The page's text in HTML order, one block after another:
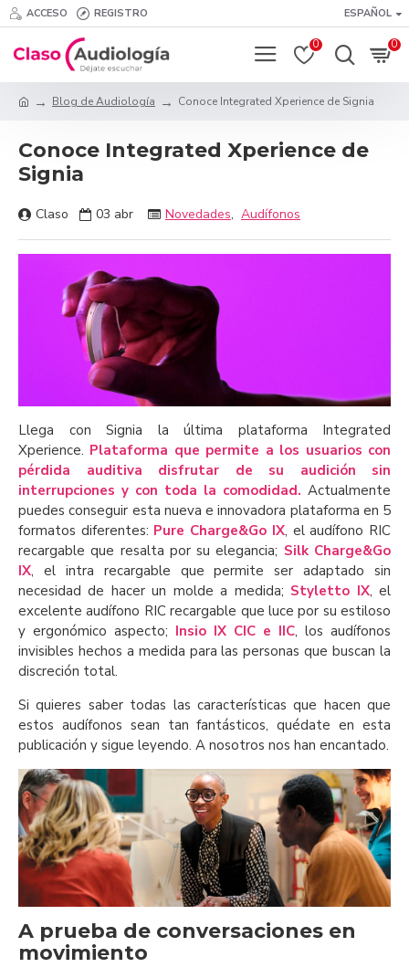
ACCESO REGISTRO ESPAÑOL
0 0
Blog de Audiología Conoce Integrated Xperience de Signia
Conoce Integrated Xperience de
Signia
Claso 03 abr Novedades, Audífonos
Llega con Signia la última plataforma Integrated
Xperience. Plataforma que permite a los usuarios con
pérdida auditiva disfrutar de su audición sin
interrupciones y con toda la comodidad. Actualmente
puedes conseguir esta nueva e innovadora plataforma en 5
formatos diferentes: Pure Charge&Go IX, el audífono RIC
recargable que resalta por su elegancia; Silk Charge&Go
IX, el intra recargable que permite ser adaptado sin
necesidad de hacer un molde a medida; Styletto IX, el
excelente audífono RIC recargable que luce por su estiloso
y ergonómico aspecto; Insio IX CIC e IIC, los audífonos
invisibles hechos a medida para las personas que buscan la
discreción total.
Si quieres saber todas las características que hacen que
estos audífonos sean tan fantásticos, quédate en esta
publicación y sigue leyendo. A nosotros nos han encantado.
A prueba de conversaciones en
movimiento